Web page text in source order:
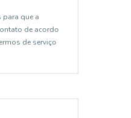
que a
de acordo
de serviço